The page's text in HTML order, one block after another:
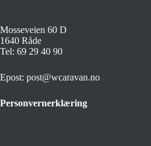
Mosseveien 60 D
1640 Råde
Tel: 69 29 40 90
Epost: post@wcaravan.no
Personvernerklæring